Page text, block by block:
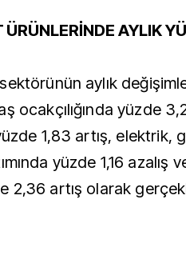
AYLIK
aylık
ocakçılığında yüzde
1,83 artış, elektrik,
yüzde 1,16 azalış
2,36 artış olarak